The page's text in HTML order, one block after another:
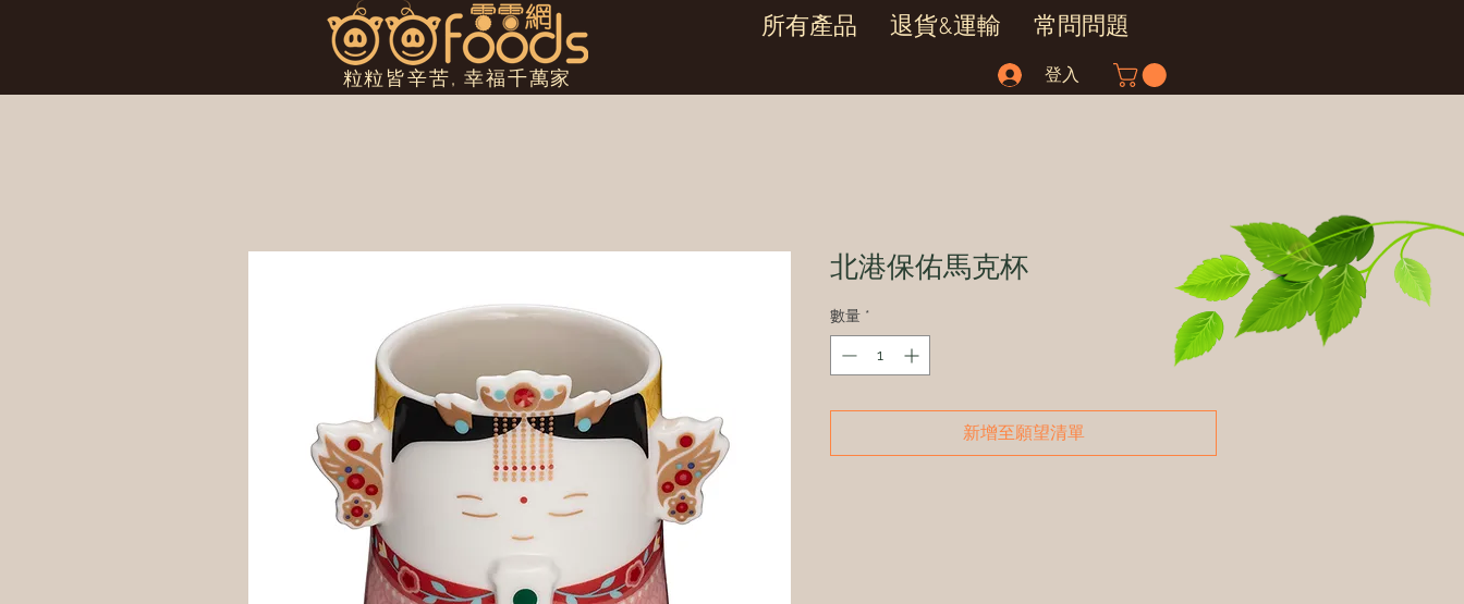
粒粒皆辛苦, 幸福千萬家
所有產品 退貨&運輸 常問問題
登入
北港保佑馬克杯
數量 *
新增至願望清單